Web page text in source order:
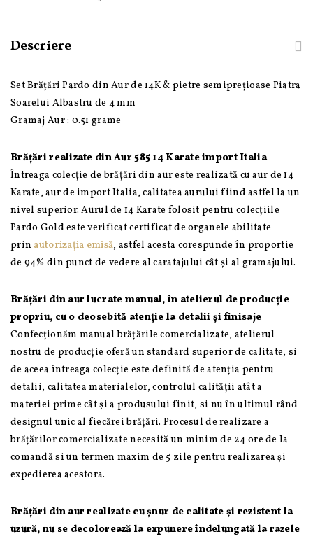
semiprețioase
Soarelui
Albastru
si
de
Aur
585
14
Karate
Descriere
Set Brățări Pardo din Aur de 14K & pietre semiprețioase Piatra
Soarelui Albastru de 4 mm
Gramaj Aur : 0.51 grame
Brățări realizate din Aur 585 14 Karate import Italia
Întreaga colecție de brățări din aur este realizată cu aur de 14
Karate, aur de import Italia, calitatea aurului fiind astfel la un
nivel superior. Aurul de 14 Karate folosit pentru colecțiile
Pardo Gold este verificat certificat de organele abilitate
prin autorizația emisă, astfel acesta corespunde în proportie
de 94% din punct de vedere al caratajului cât și al gramajului.
Brățări din aur lucrate manual, în atelierul de producție
propriu, cu o deosebită atenție la detalii și finisaje
Confecționăm manual brățările comercializate, atelierul
nostru de producție oferă un standard superior de calitate, si
de aceea întreaga colecție este definită de atenția pentru
detalii, calitatea materialelor, controlul calității atât a
materiei prime cât și a produsului finit, si nu în ultimul rând
designul unic al fiecărei brățări. Procesul de realizare a
brățărilor comercializate necesită un minim de 24 ore de la
comandă si un termen maxim de 5 zile pentru realizarea și
expedierea acestora.
Brățări din aur realizate cu șnur de calitate și rezistent la
uzură, nu se decolorează la expunere îndelungată la razele